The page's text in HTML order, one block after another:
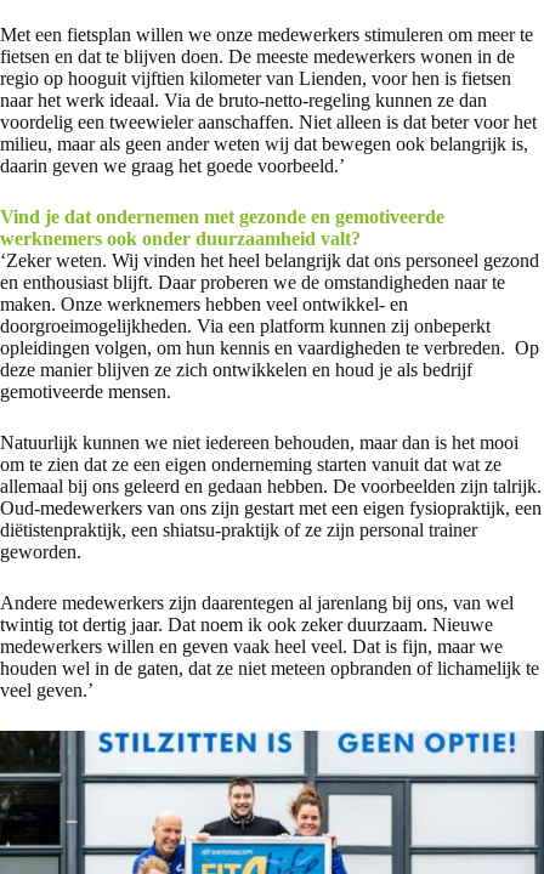
Met een fietsplan willen we onze medewerkers stimuleren om meer te
fietsen en dat te blijven doen. De meeste medewerkers wonen in de
regio op hooguit vijftien kilometer van Lienden, voor hen is fietsen
naar het werk ideaal. Via de bruto-netto-regeling kunnen ze dan
voordelig een tweewieler aanschaffen. Niet alleen is dat beter voor het
milieu, maar als geen ander weten wij dat bewegen ook belangrijk is,
daarin geven we graag het goede voorbeeld.’
Vind je dat ondernemen met gezonde en gemotiveerde
werknemers ook onder duurzaamheid valt?
‘Zeker weten. Wij vinden het heel belangrijk dat ons personeel gezond
en enthousiast blijft. Daar proberen we de omstandigheden naar te
maken. Onze werknemers hebben veel ontwikkel- en
doorgroeimogelijkheden. Via een platform kunnen zij onbeperkt
opleidingen volgen, om hun kennis en vaardigheden te verbreden. Op
deze manier blijven ze zich ontwikkelen en houd je als bedrijf
gemotiveerde mensen.
Natuurlijk kunnen we niet iedereen behouden, maar dan is het mooi
om te zien dat ze een eigen onderneming starten vanuit dat wat ze
allemaal bij ons geleerd en gedaan hebben. De voorbeelden zijn talrijk.
Oud-medewerkers van ons zijn gestart met een eigen fysiopraktijk, een
diëtistenpraktijk, een shiatsu-praktijk of ze zijn personal trainer
geworden.
Andere medewerkers zijn daarentegen al jarenlang bij ons, van wel
twintig tot dertig jaar. Dat noem ik ook zeker duurzaam. Nieuwe
medewerkers willen en geven vaak heel veel. Dat is fijn, maar we
houden wel in de gaten, dat ze niet meteen opbranden of lichamelijk te
veel geven.’